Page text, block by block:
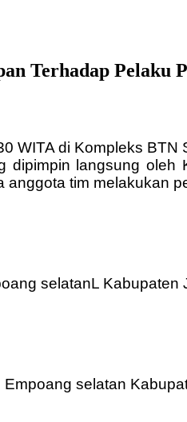
Terhadap Pelaku
WITA di Kompleks
dipimpin langsung
anggota tim melakukan
selatanL Kabupaten
selatan